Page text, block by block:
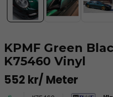
KPMF Green
K75460 Vinyl
552 kr/ Meter